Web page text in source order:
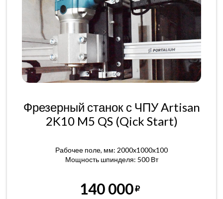
Фрезерный станок с ЧПУ Artisan
2K10 M5 QS (Qick Start)
Рабочее поле, мм: 2000x1000x100
Мощность шпинделя: 500 Вт
140 000